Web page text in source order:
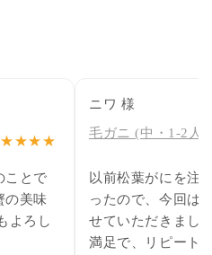
ことで
の美味
よろし
ニワ 様
毛ガニ (中・1-2人
以前松葉がにを注
ったので、今回は
せていただきまし
満足で、リピート